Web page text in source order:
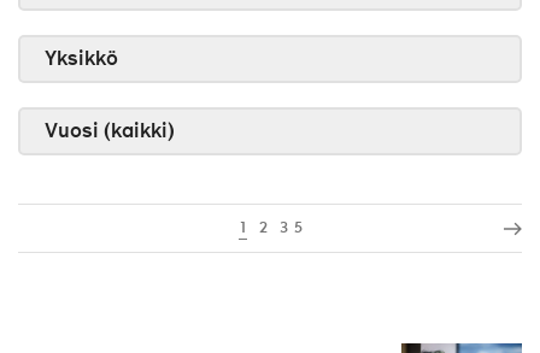
Yksikkö
Vuosi (kaikki)
1 2 3 5